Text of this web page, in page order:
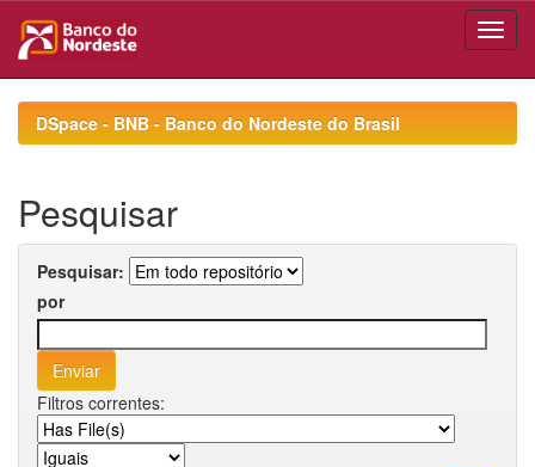
navigationDSpace - BNB - Banco do Nordeste do Brasil
Pesquisar
Pesquisar:
por
Filtros correntes: